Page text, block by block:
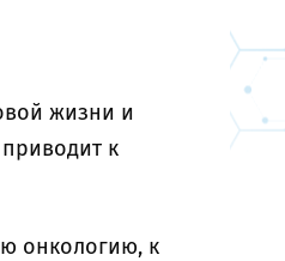
жизни и
к
онкологию, к